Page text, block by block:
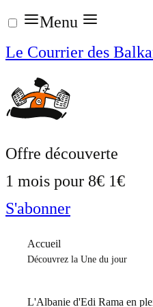
Aller
au
contenu
Menu
Le Courrier des
Offre découverte
1 mois pour 8€ 1€
S'abonner
Accueil
Découvrez la Une du jour
L'Albanie d'Edi Rama en